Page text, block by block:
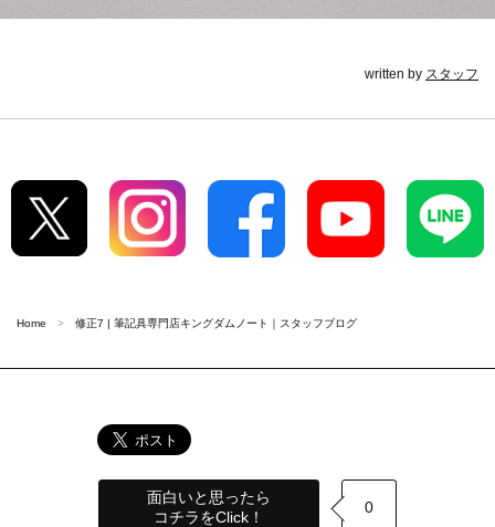
written by スタッフ
Home 修正7 | 筆記具専門店キングダムノート｜スタッフブログ
面白いと思ったら
コチラをClick！
0